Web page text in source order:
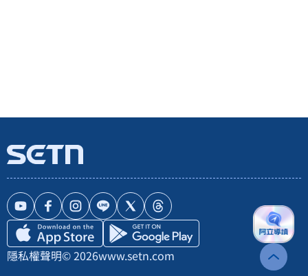
隱私權聲明© 2026www.setn.com